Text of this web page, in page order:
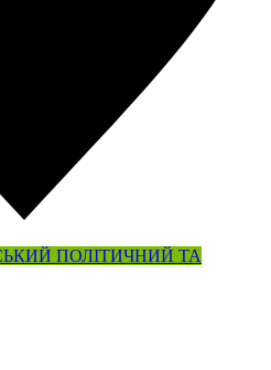
ПОЛІТИЧНИЙ ТА